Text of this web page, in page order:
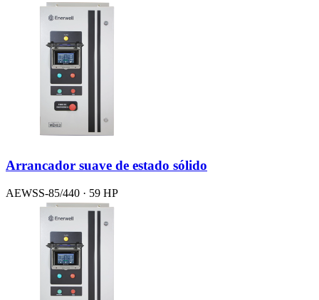
Arrancador suave de estado sólido
AEWSS-85/440 · 59 HP